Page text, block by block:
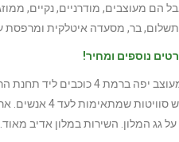
הם מעוצבים, מודרניים, נקיים,
תשלום, בר, מסעדה איטלקית ומרפסת
נוספים ומחיר!
– מלון מעוצב יפה ברמת 4
ופרט לזה הם
המלון. השירות במלון אדיב מאוד.